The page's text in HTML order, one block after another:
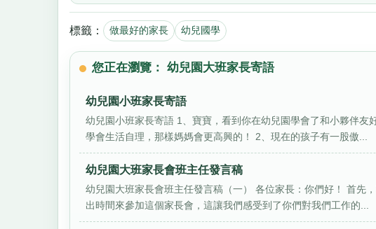
標籤： 做最好的家長 幼兒國學
您正在瀏覽： 幼兒園大班家長寄語
幼兒園小班家長寄語
幼兒園小班家長寄語 1、寶寶，看到你在幼兒園學會了和小夥伴
學會生活自理，那樣媽媽會更高興的！ 2、現在的孩子有一股傲...
幼兒園大班家長會班主任發言稿
幼兒園大班家長會班主任發言稿（一） 各位家長：你們好！ 首先
出時間來參加這個家長會，這讓我們感受到了你們對我們工作的...